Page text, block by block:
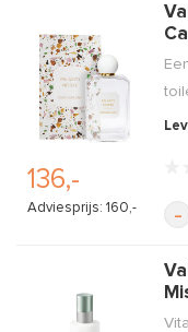
136,-
Adviesprijs: 160,- -